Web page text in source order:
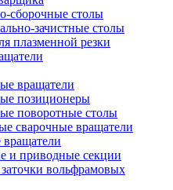
сборочные столы
зачистные столы
плазменной резки
вращатели
позиционеры
поворотные столы
сварочные вращатели
и приводные секции
вольфрамовых